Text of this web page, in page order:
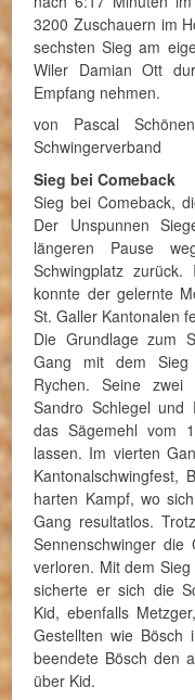
3200 Zuschauern im
sechsten Sieg am
Wiler Damian Ott
Empfang nehmen.
von Pascal
Schwingerverband
Sieg bei Comeback
Sieg bei Comeback,
Der Unspunnen
längeren Pause
Schwingplatz
konnte der gelernte
St. Galler Kantonalen
Die Grundlage zum
Gang mit dem Sieg
Rychen. Seine
Sandro Schlegel und
das Sägemehl vom
lassen. Im vierten
Kantonalschwingfest,
harten Kampf, wo
Gang resultatlos.
Sennenschwinger
verloren. Mit dem
sicherte er sich die
Kid, ebenfalls
Gestellten wie Bösch
beendete Bösch den
über Kid.